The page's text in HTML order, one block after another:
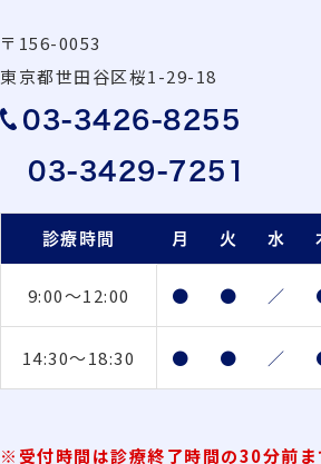
〒156-0053
東京都世田谷区桜1-29-18
03-3426-8255
03-3429-7251
診療時間 月 火 水
9:00〜12:00 ● ● ／
14:30～18:30 ● ● ／
※受付時間は診療終了時間の30分前ま